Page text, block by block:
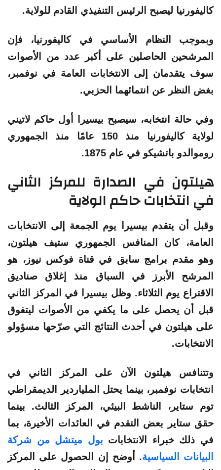
كاليفورنيا ليصبح الرئيس التنفيذي القادم للولاية.
وبموجب النظام الأساسي في كاليفورنيا، فإن
المرشحين الحاصلين على أكبر عدد من الأصوات
سوف يتقدمان إلى الانتخابات العامة في نوفمبر،
بغض النظر عن انتمائهما الحزبي.
وفي حالة انتخابه، سيصبح بيسيرا أول حاكم لاتيني
لولاية كاليفورنيا منذ 150 عامًا منذ الجمهوري
روموالدو باتشيكو في عام 1875.
هيلتون في الصدارة للمركز الثاني
في انتخابات حاكم الولاية
وقبل أن يتقدم بيسيرا يوم الجمعة إلى الانتخابات
العامة، كان المنافس الجمهوري ستيف هيلتون،
وهو مقدم برامج سابق في قناة فوكس نيوز، هو
المرشح الأبرز في السباق منذ إغلاق صناديق
الاقتراع يوم الثلاثاء. وظل بيسيرا في المركز الثاني
قبل أن يحصل على ما يكفي من الأصوات ليتفوق
على هيلتون في أحدث النتائج التي صرّحها مسؤولو
الانتخابات.
وتتنافس هيلتون الآن على المركز الثاني في
انتخابات نوفمبر، بينما يحتل الملياردير الديمقراطي
توم ستاير، الناشط البيئي، المركز الثالث. بينما
حقق ستاير بعض التقدم في العائدات الأخيرة، بما
في ذلك خبراء الانتخابات بول ميتشل من شركة
البيانات السياسية. أوضح إن الحصول على المركز